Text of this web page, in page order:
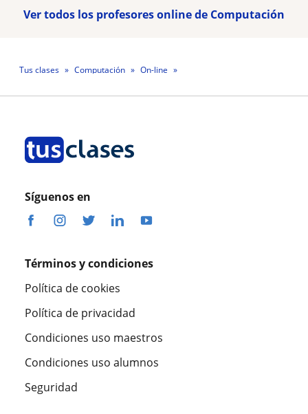
Ver todos los profesores online de Computación
Tus clases Computación
On-line
Síguenos en
Términos y condiciones
Política de cookies
Política de privacidad
Condiciones uso maestros
Condiciones uso alumnos
Seguridad